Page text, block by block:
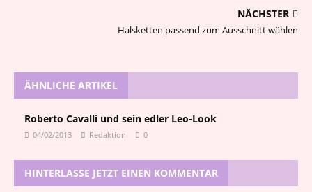
NÄCHSTER
Halsketten passend zum Ausschnitt wählen
ÄHNLICHE ARTIKEL
Roberto Cavalli und sein edler Leo-Look
04/02/2013 Redaktion 0
HINTERLASSE JETZT EINEN KOMMENTAR